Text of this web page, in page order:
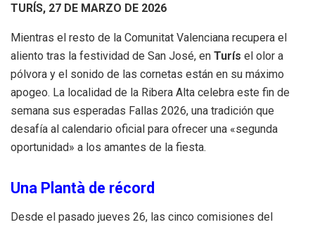
TURÍS, 27 DE MARZO DE 2026
Mientras el resto de la Comunitat Valenciana recupera el
aliento tras la festividad de San José, en Turís el olor a
pólvora y el sonido de las cornetas están en su máximo
apogeo. La localidad de la Ribera Alta celebra este fin de
semana sus esperadas Fallas 2026, una tradición que
desafía al calendario oficial para ofrecer una «segunda
oportunidad» a los amantes de la fiesta.
Una Plantà de récord
Desde el pasado jueves 26, las cinco comisiones del